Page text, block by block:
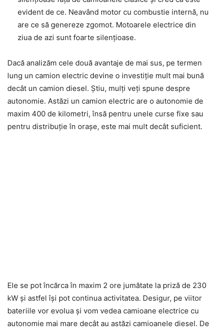
evident de ce. Neavând motor cu combustie internă, nu
are ce să genereze zgomot. Motoarele electrice din
ziua de azi sunt foarte silențioase.
Dacă analizăm cele două avantaje de mai sus, pe termen
lung un camion electric devine o investiție mult mai bună
decât un camion diesel. Știu, mulți veți spune despre
autonomie. Astăzi un camion electric are o autonomie de
maxim 400 de kilometri, însă pentru unele curse fixe sau
pentru distribuție în orașe, este mai mult decât suficient.
Ele se pot încărca în maxim 2 ore jumătate la priză de 230
kW și astfel își pot continua activitatea. Desigur, pe viitor
bateriile vor evolua și vom vedea camioane electrice cu
autonomie mai mare decât au astăzi camioanele diesel. De